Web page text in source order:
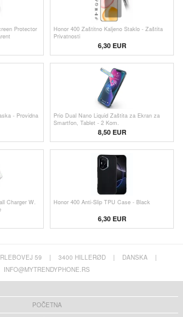
Protector
Honor 400 Zaštitno Kaljeno Staklo - Zaštita
Privatnosti
6,30 EUR
- Providna
Prio Dual Nano Liquid Zaštita za Ekran za
Smartfon, Tablet - 2 Kom.
8,50 EUR
Charger W.
Honor 400 Anti-Slip TPU Case - Black
6,30 EUR
59 | 3400 HILLERØD | DANSKA
|
INFO@MYTRENDYPHONE.RS
POČETNA